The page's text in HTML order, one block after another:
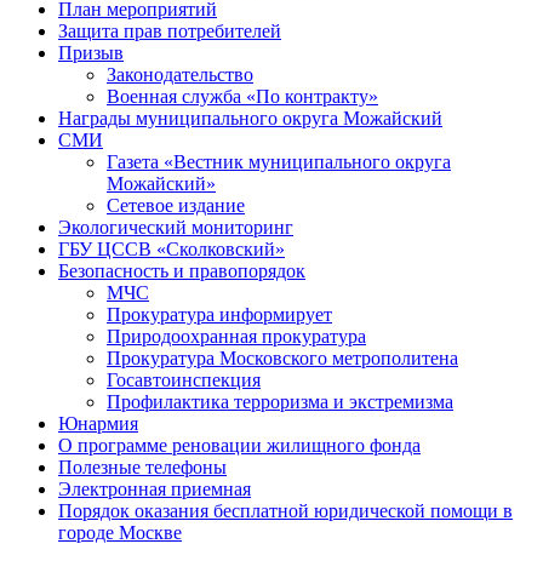
План мероприятий
Защита прав потребителей
Призыв
Законодательство
Военная служба «По контракту»
Награды муниципального округа Можайский
СМИ
Газета «Вестник муниципального округа
Можайский»
Сетевое издание
Экологический мониторинг
ГБУ ЦССВ «Сколковский»
Безопасность и правопорядок
МЧС
Прокуратура информирует
Природоохранная прокуратура
Прокуратура Московского метрополитена
Госавтоинспекция
Профилактика терроризма и экстремизма
Юнармия
О программе реновации жилищного фонда
Полезные телефоны
Электронная приемная
Порядок оказания бесплатной юридической помощи в
городе Москве